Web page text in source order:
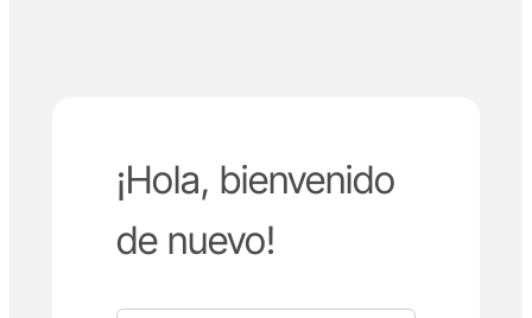
¡Hola, bienvenido
de nuevo!